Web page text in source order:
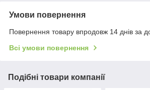
Умови повернення
Повернення товару впродовж 14 днів за
Всі умови повернення
Подібні товари компанії